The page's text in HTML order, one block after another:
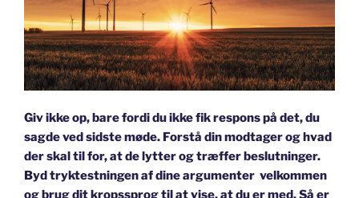
Giv ikke op, bare fordi du ikke fik respons på det, du
sagde ved sidste møde. Forstå din modtager og hvad
der skal til for, at de lytter og træffer beslutninger.
Byd tryktestningen af dine argumenter velkommen
og brug dit kropssprog til at vise, at du er med. Så er